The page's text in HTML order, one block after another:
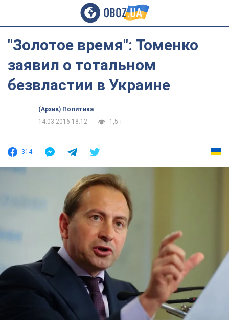
"Золотое время": Томенко
заявил о тотальном
безвластии в Украине
(Архив) Политика
14.03.2016 18:12
1,5 т.
314